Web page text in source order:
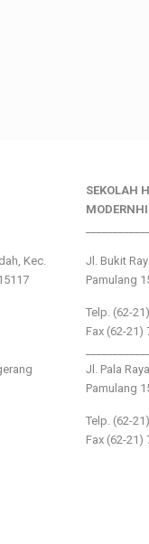
Kec.
SEKOLAH
Jl. Bukit
Pamulang
Telp. (62-
Fax (62-21)
Jl. Pala
Pamulang
Telp. (62-
Fax (62-21)